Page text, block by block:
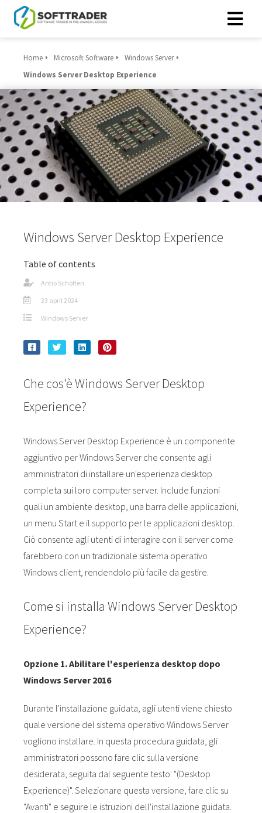
Home Microsoft Software
Windows Server
Windows Server Desktop Experience
Windows Server Desktop Experience
Table of contents
Antio Scholten
23 april 2024
Windows Server
Che cos'è Windows Server Desktop
Experience?
Windows Server Desktop Experience è un componente
aggiuntivo per Windows Server che consente agli
amministratori di installare un'esperienza desktop
completa sui loro computer server. Include funzioni
quali un ambiente desktop, una barra delle applicazioni,
un menu Start e il supporto per le applicazioni desktop.
Ciò consente agli utenti di interagire con il server come
farebbero con un tradizionale sistema operativo
Windows client, rendendolo più facile da gestire.
Come si installa Windows Server Desktop
Experience?
Opzione 1. Abilitare l'esperienza desktop dopo
Windows Server 2016
Durante l'installazione guidata, agli utenti viene chiesto
quale versione del sistema operativo Windows Server
vogliono installare. In questa procedura guidata, gli
amministratori possono fare clic sulla versione
desiderata, seguita dal seguente testo: "(Desktop
Experience)". Selezionare questa versione, fare clic su
"Avanti" e seguire le istruzioni dell'installazione guidata.